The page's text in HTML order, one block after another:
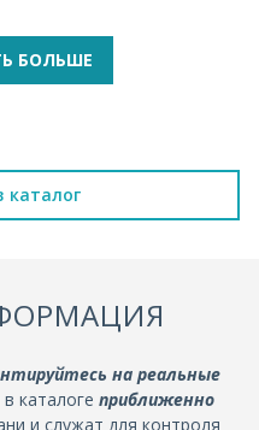
БОЛЬШЕ
каталог
на реальные
каталоге приближенно
и служат для контроля